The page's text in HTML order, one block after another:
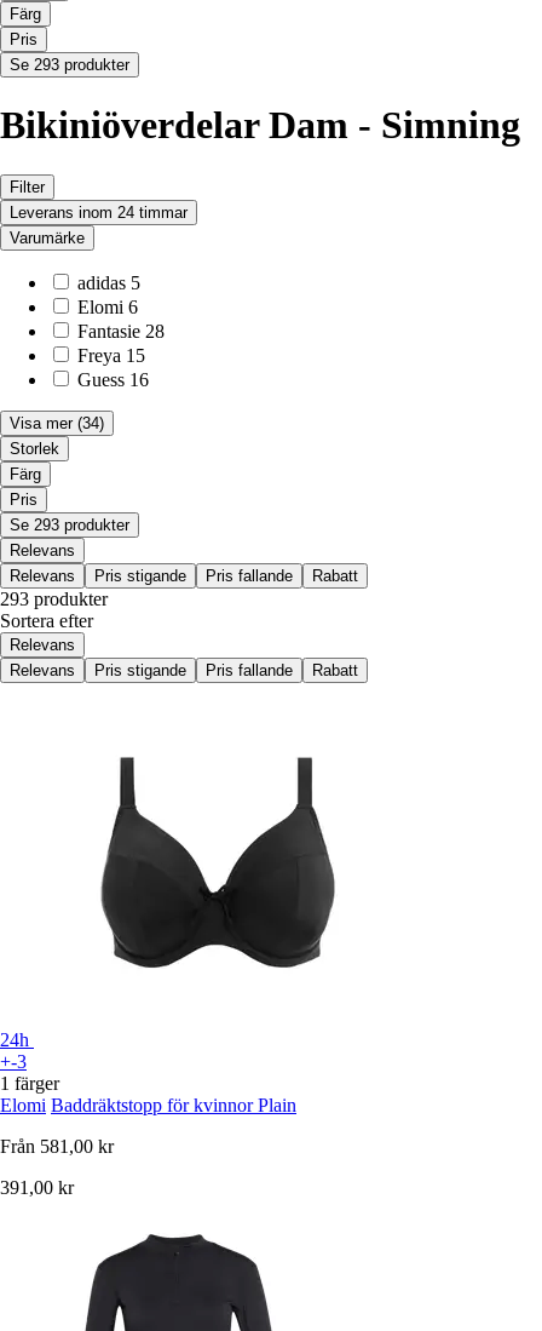
Färg
Pris
Se 293 produkter
Bikiniöverdelar Dam - Simning
Filter
Leverans inom 24 timmar
Varumärke
adidas 5
Elomi 6
Fantasie 28
Freya 15
Guess 16
Visa mer (34)
Storlek
Färg
Pris
Se 293 produkter
Relevans
Relevans
Pris stigande Pris fallande Rabatt
293 produkter
Sortera efter
Relevans
Relevans
Pris stigande Pris fallande Rabatt
24h
+-3
1 färger
Elomi Baddräktstopp för kvinnor Plain
Från 581,00 kr
391,00 kr